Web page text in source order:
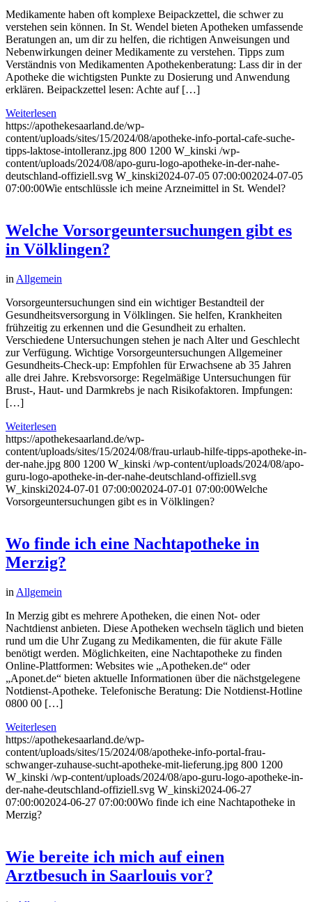
Medikamente haben oft komplexe Beipackzettel, die schwer zu
verstehen sein können. In St. Wendel bieten Apotheken umfassende
Beratungen an, um dir zu helfen, die richtigen Anweisungen und
Nebenwirkungen deiner Medikamente zu verstehen. Tipps zum
Verständnis von Medikamenten Apothekenberatung: Lass dir in der
Apotheke die wichtigsten Punkte zu Dosierung und Anwendung
erklären. Beipackzettel lesen: Achte auf […]
Weiterlesen
https://apothekesaarland.de/wp-
content/uploads/sites/15/2024/08/apotheke-info-portal-cafe-suche-
tipps-laktose-intolleranz.jpg 800 1200 W_kinski /wp-
content/uploads/2024/08/apo-guru-logo-apotheke-in-der-nahe-
deutschland-offiziell.svg W_kinski2024-07-05 07:00:002024-07-05
07:00:00Wie entschlüssle ich meine Arzneimittel in St. Wendel?
Welche Vorsorgeuntersuchungen gibt es
in Völklingen?
in Allgemein
Vorsorgeuntersuchungen sind ein wichtiger Bestandteil der
Gesundheitsversorgung in Völklingen. Sie helfen, Krankheiten
frühzeitig zu erkennen und die Gesundheit zu erhalten.
Verschiedene Untersuchungen stehen je nach Alter und Geschlecht
zur Verfügung. Wichtige Vorsorgeuntersuchungen Allgemeiner
Gesundheits-Check-up: Empfohlen für Erwachsene ab 35 Jahren
alle drei Jahre. Krebsvorsorge: Regelmäßige Untersuchungen für
Brust-, Haut- und Darmkrebs je nach Risikofaktoren. Impfungen:
[…]
Weiterlesen
https://apothekesaarland.de/wp-
content/uploads/sites/15/2024/08/frau-urlaub-hilfe-tipps-apotheke-in-
der-nahe.jpg 800 1200 W_kinski /wp-content/uploads/2024/08/apo-
guru-logo-apotheke-in-der-nahe-deutschland-offiziell.svg
W_kinski2024-07-01 07:00:002024-07-01 07:00:00Welche
Vorsorgeuntersuchungen gibt es in Völklingen?
Wo finde ich eine Nachtapotheke in
Merzig?
in Allgemein
In Merzig gibt es mehrere Apotheken, die einen Not- oder
Nachtdienst anbieten. Diese Apotheken wechseln täglich und bieten
rund um die Uhr Zugang zu Medikamenten, die für akute Fälle
benötigt werden. Möglichkeiten, eine Nachtapotheke zu finden
Online-Plattformen: Websites wie „Apotheken.de“ oder
„Aponet.de“ bieten aktuelle Informationen über die nächstgelegene
Notdienst-Apotheke. Telefonische Beratung: Die Notdienst-Hotline
0800 00 […]
Weiterlesen
https://apothekesaarland.de/wp-
content/uploads/sites/15/2024/08/apotheke-info-portal-frau-
schwanger-zuhause-sucht-apotheke-mit-lieferung.jpg 800 1200
W_kinski /wp-content/uploads/2024/08/apo-guru-logo-apotheke-in-
der-nahe-deutschland-offiziell.svg W_kinski2024-06-27
07:00:002024-06-27 07:00:00Wo finde ich eine Nachtapotheke in
Merzig?
Wie bereite ich mich auf einen
Arztbesuch in Saarlouis vor?